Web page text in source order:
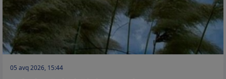
05 avq 2026, 15:44